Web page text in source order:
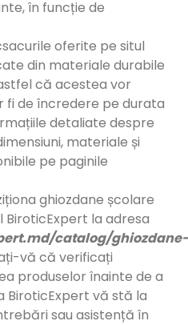
în funcție de
oferite pe situl
din materiale durabile
că acestea vor
fi de încredere pe durata
detaliate despre
materiale și
pe paginile
ghiozdane școlare
BiroticExpert la adresa
catalog/ghiozdane-
vă că verificați
produselor înainte de a
BiroticExpert vă stă la
sau asistență în